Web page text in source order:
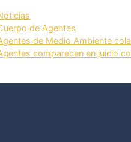
de Agentes
de Medio Ambiente
comparecen en juicio